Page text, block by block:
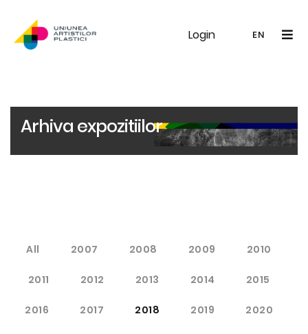
Login EN
UAP Galerie Noutăți
Arhiva expozitiilor
All 2007 2008 2009 2010
2011 2012 2013 2014 2015
2016 2017 2018 2019 2020